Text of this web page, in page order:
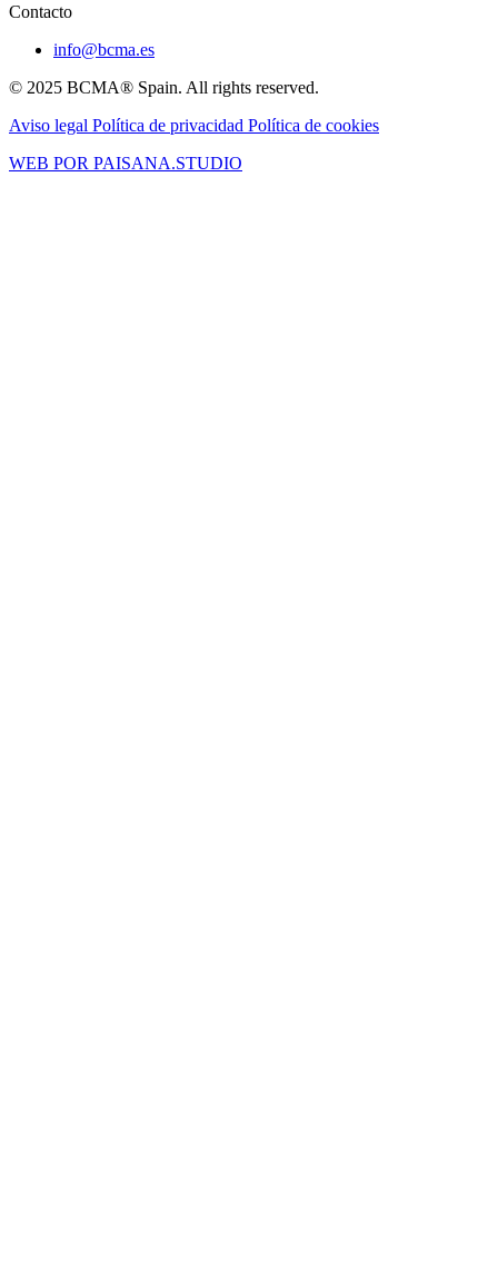
Contacto
info@bcma.es
© 2025 BCMA® Spain. All rights reserved.
Aviso legal Política de privacidad Política de cookies
WEB POR PAISANA.STUDIO